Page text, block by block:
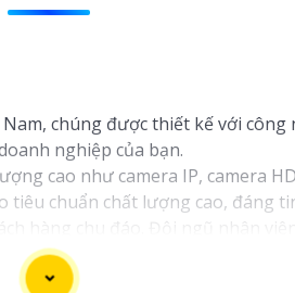
chúng được thiết kế với
nghiệp của bạn.
cao như camera IP, camera
tiêu chuẩn chất lượng cao, đáng
hàng chu đáo. Đội ngũ nhân
doanh nghiệp của mình,